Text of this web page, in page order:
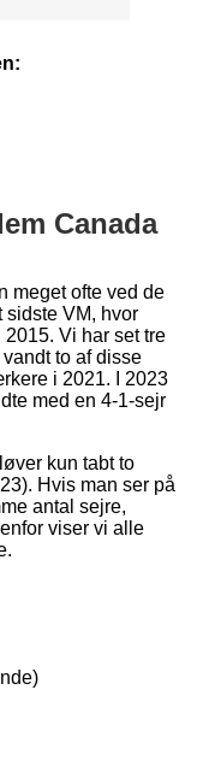
Canada
meget ofte ved de
sidste VM, hvor
Vi har set tre
to af disse
i 2021. I 2023
med en 4-1-sejr
kun tabt to
Hvis man ser på
antal sejre,
viser vi alle